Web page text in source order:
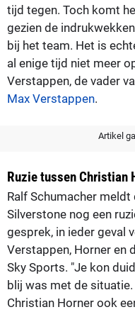
tijd tegen. Toch komt
gezien de
bij het team. Het is
al enige tijd niet meer
Verstappen, de vader
Max Verstappen.
Artikel
Ruzie tussen Christian
Ralf Schumacher
Silverstone nog een
gesprek, in ieder geval
Verstappen, Horner en
Sky Sports. "Je kon
blij was met de
Christian Horner ook